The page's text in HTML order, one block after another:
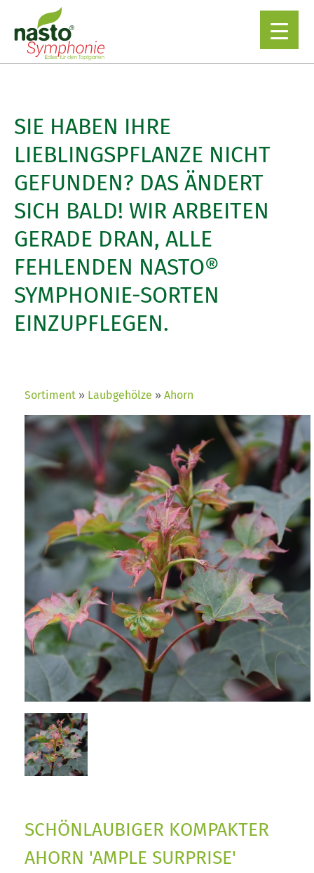
SIE HABEN IHRE
LIEBLINGSPFLANZE NICHT
GEFUNDEN? DAS ÄNDERT
SICH BALD! WIR ARBEITEN
GERADE DRAN, ALLE
FEHLENDEN NASTO®
SYMPHONIE-SORTEN
EINZUPFLEGEN.
Sortiment Laubgehölze Ahorn
SCHÖNLAUBIGER KOMPAKTER
AHORN 'AMPLE SURPRISE'